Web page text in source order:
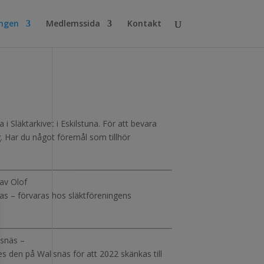
Medlemssida Kontakt
Släktarkivet i Eskilstuna. För att bevara
Har du något föremål som tillhör
Olof
– förvaras hos släktföreningens
–
den på Wallsnäs för att 2022 skänkas till